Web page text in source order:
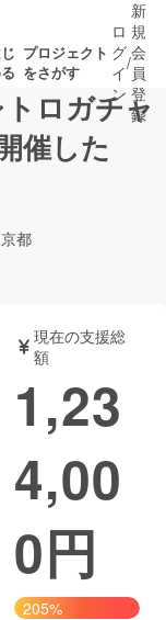
プロジェクト
をさがす
近いプ
書籍・雑誌
チャレンジ
Creation
ロ
グ
イ
ン
/
新
規
会
員
登
録
トロガチャ
催した
都
現在の支援総
額
1,23
4,00
0円
205%